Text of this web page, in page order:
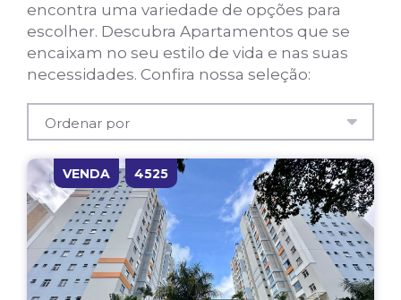
encontra uma variedade de opções para
escolher. Descubra Apartamentos que se
encaixam no seu estilo de vida e nas suas
necessidades. Confira nossa seleção:
VENDA 4525